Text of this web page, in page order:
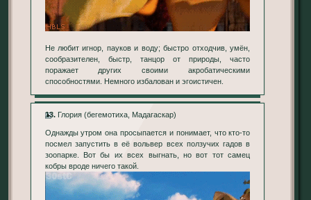
Не любит игнор, пауков и воду; быстро отходчив, умён,
сообразителен, быстр, танцор от природы, часто
поражает других своими акробатическими
способностями. Немного избалован и эгоистичен.
13.Глория (бегемотиха, Мадагаскар)
Однажды утром она просыпается и понимает, что кто-то
посмел запустить в её вольвер всех ползучих гадов в
зоопарке. Вот бы их всех выгнать, но вот тот самец
кобры вроде ничего такой.